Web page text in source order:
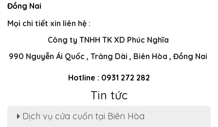
Đồng Nai
Mọi chi tiết xin liên hệ :
Công ty TNHH TK XD Phúc Nghĩa
990 Nguyễn Ái Quốc , Trảng Dài , Biên Hòa , Đồng Nai
Hotline : 0931 272 282
Tin tức
Dịch vụ cửa cuốn tại Biên Hòa